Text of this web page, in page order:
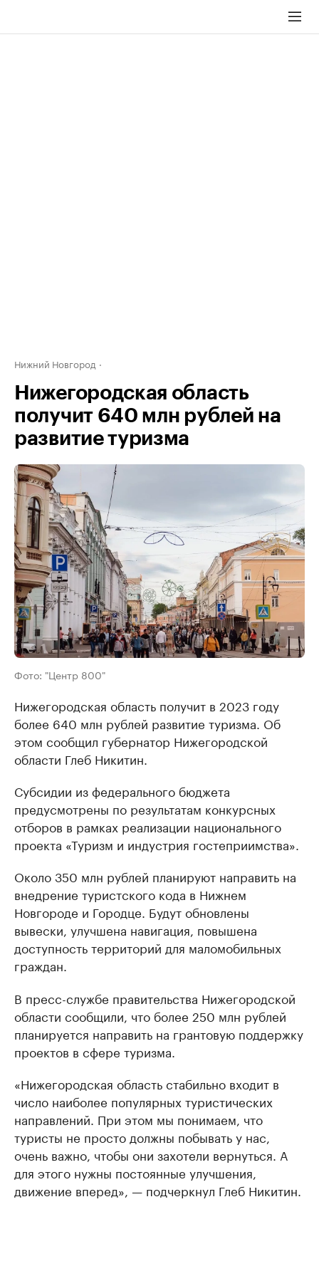
Нижний Новгород
Нижегородская область
получит 640 млн рублей на
развитие туризма
Фото: "Центр 800"
Нижегородская область получит в 2023 году
более 640 млн рублей развитие туризма. Об
этом сообщил губернатор Нижегородской
области Глеб Никитин.
Субсидии из федерального бюджета
предусмотрены по результатам конкурсных
отборов в рамках реализации национального
проекта «Туризм и индустрия гостеприимства».
Около 350 млн рублей планируют направить на
внедрение туристского кода в Нижнем
Новгороде и Городце. Будут обновлены
вывески, улучшена навигация, повышена
доступность территорий для маломобильных
граждан.
В пресс-службе правительства Нижегородской
области сообщили, что более 250 млн рублей
планируется направить на грантовую поддержку
проектов в сфере туризма.
«Нижегородская область стабильно входит в
число наиболее популярных туристических
направлений. При этом мы понимаем, что
туристы не просто должны побывать у нас,
очень важно, чтобы они захотели вернуться. А
для этого нужны постоянные улучшения,
движение вперед», — подчеркнул Глеб Никитин.